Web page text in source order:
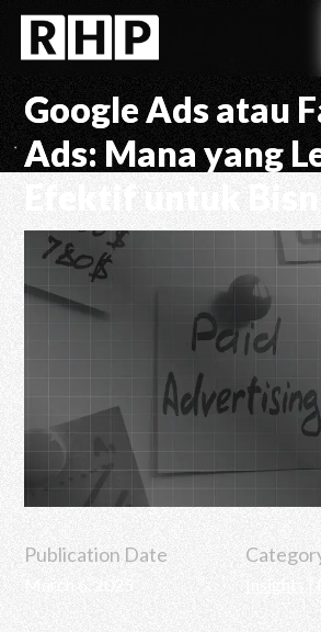
Google Ads atau
Ads: Mana yang
Publication Date